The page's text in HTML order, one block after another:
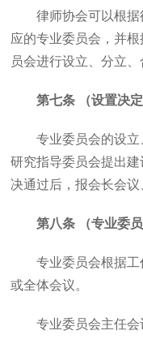
律师协会可以根
应的专业委员会，并
员会进行设立、分立、
第七条 （设置决定
专业委员会的设
研究指导委员会提出
决通过后，报会长会议
第八条 （专业委员
专业委员会根据
或全体会议。
专业委员会主任会